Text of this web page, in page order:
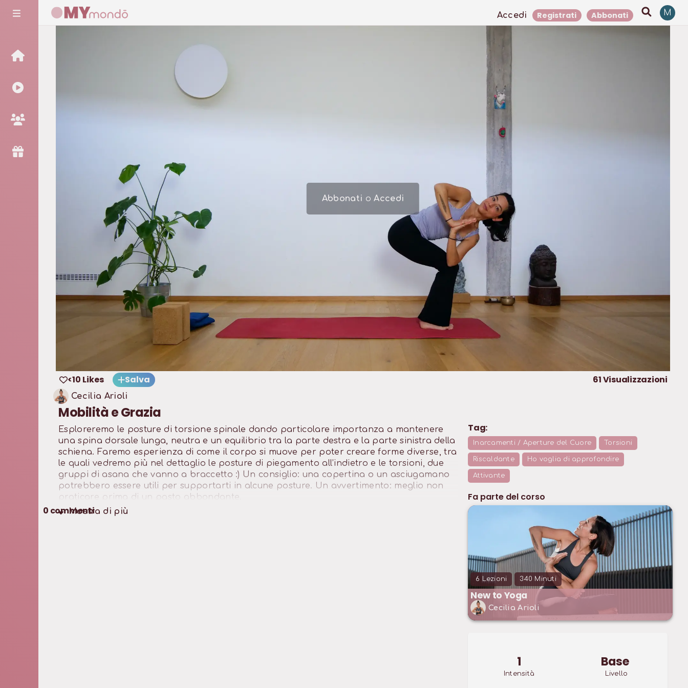
Accedi Registrati Abbonati M
Abbonati oAccedi
<10 Likes Salva 61Visualizzazioni
Cecilia Arioli
Mobilità e Grazia
Esploreremo le posture di torsione spinale dando particolare importanza a mantenere
una spina dorsale lunga, neutra e un equilibrio tra la parte destra e la parte sinistra della
schiena. Faremo esperienza di come il corpo si muove per poter creare forme diverse, tra
le quali vedremo più nel dettaglio le posture di piegamento all’indietro e le torsioni, due
gruppi di asana che vanno a braccetto :) Un consiglio: una copertina o un asciugamano
potrebbero essere utili per supportarti in alcune posture. Un avvertimento: meglio non
praticare prima di un pasto abbondante.
Mostra di più
0 commenti
Tag:
Inarcamenti / Aperture del Cuore Torsioni
Riscaldante Ho voglia di approfondire
Attivante
Fa parte del corso
6 Lezioni 340 Minuti
New to Yoga
Cecilia Arioli
1
Intensità
Base
Livello